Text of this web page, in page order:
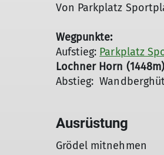
Von Parkplatz
Wegpunkte:
Aufstieg: Parkplatz
Lochner Horn (1448m)
Abstieg:
Ausrüstung
Grödel mitnehmen